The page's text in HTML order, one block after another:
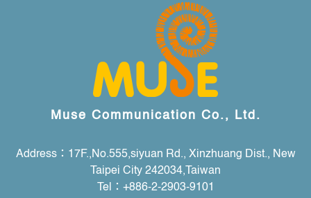
Muse Communication Co., Ltd.
Address：17F.,No.555,siyuan Rd., Xinzhuang Dist., New
Taipei City 242034,Taiwan
Tel：+886-2-2903-9101